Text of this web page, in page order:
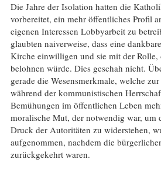
Die Jahre der Isolation hatten die
vorbereitet, ein mehr öffentliches Profil
eigenen Interessen Lobbyarbeit zu
glaubten naiverweise, dass eine
Kirche einwilligen und sie mit der Rolle,
belohnen würde. Dies geschah nicht.
gerade die Wesensmerkmale, welche
während der kommunistischen
Bemühungen im öffentlichen Leben
moralische Mut, der notwendig war, um
Druck der Autoritäten zu widerstehen,
aufgenommen, nachdem die
zurückgekehrt waren.